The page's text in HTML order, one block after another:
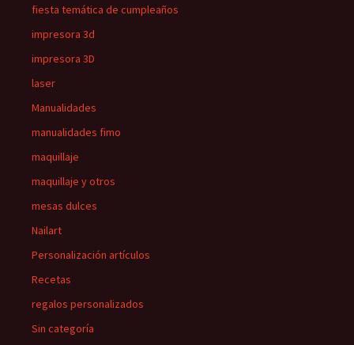
fiesta temática de cumpleaños
impresora 3d
impresora 3D
laser
Manualidades
manualidades fimo
maquillaje
maquillaje y otros
mesas dulces
Nailart
Personalización artículos
Recetas
regalos personalizados
Sin categoría